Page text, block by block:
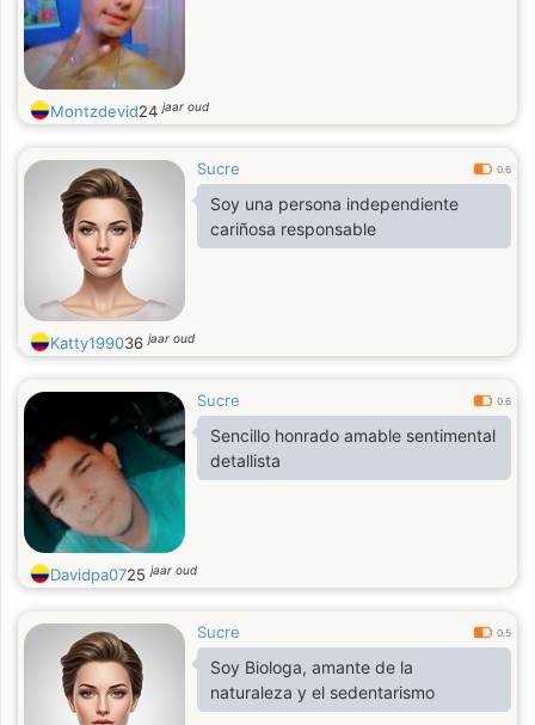
Montzdevid24jaar oud
Sucre 0.6
Soy una persona independiente
cariñosa responsable
Katty199036jaar oud
Sucre 0.6
Sencillo honrado amable sentimental
detallista
Davidpa0725jaar oud
Sucre 0.5
Soy Biologa, amante de la
naturaleza y el sedentarismo